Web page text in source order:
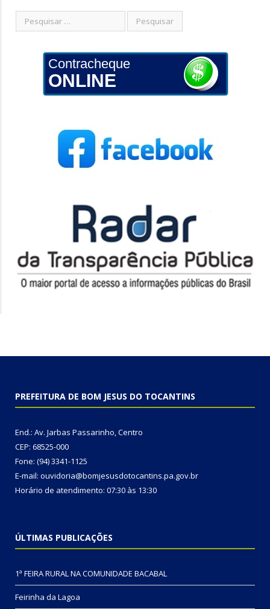
Contracheque
ONLINE
PREFEITURA DE BOM JESUS DO TOCANTINS
End.: Av. Jarbas Passarinho, Centro
CEP: 68525-000
Fone: (94) 3341-1125
E-mail: ouvidoria@bomjesusdotocantins.pa.gov.br
Horário de atendimento: 07:30 às 13:30
ÚLTIMAS PUBLICAÇÕES
1ª FEIRA RURAL NA COMUNIDADE BACABAL
Feirinha da Lagoa